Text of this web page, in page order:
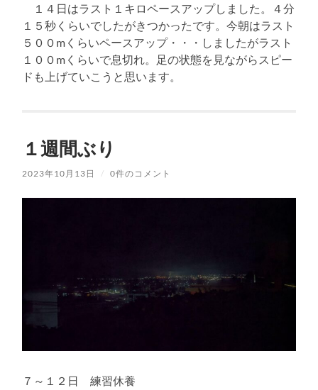
１４日はラスト１キロペースアップしました。４分
１５秒くらいでしたがきつかったです。今朝はラスト
５００mくらいペースアップ・・・しましたがラスト
１００mくらいで息切れ。足の状態を見ながらスピー
ドも上げていこうと思います。
１週間ぶり
2023年10月13日 / 0件のコメント
７～１２日 練習休養